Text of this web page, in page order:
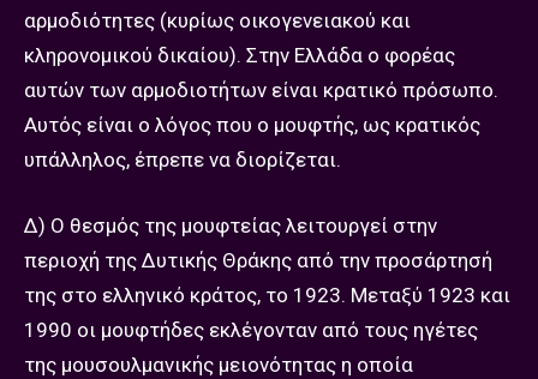
αρμοδιότητες (κυρίως οικογενειακού και
κληρονομικού δικαίου). Στην Ελλάδα ο φορέας
αυτών των αρμοδιοτήτων είναι κρατικό πρόσωπο.
Αυτός είναι ο λόγος που ο μουφτής, ως κρατικός
υπάλληλος, έπρεπε να διορίζεται.
Δ) Ο θεσμός της μουφτείας λειτουργεί στην
περιοχή της Δυτικής Θράκης από την προσάρτησή
της στο ελληνικό κράτος, το 1923. Μεταξύ 1923 και
1990 οι μουφτήδες εκλέγονταν από τους ηγέτες
της μουσουλμανικής μειονότητας η οποία